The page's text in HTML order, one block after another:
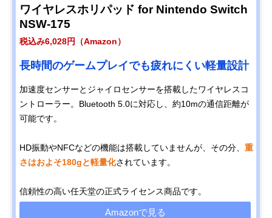
ワイヤレスホリパッド for Nintendo Switch
NSW-175
税込み6,028円（Amazon）
長時間のゲームプレイでも疲れにくい軽量設計
加速度センサーとジャイロセンサーを搭載したワイヤレスコ
ントローラー。Bluetooth 5.0に対応し、約10mの通信距離が
可能です。
HD振動やNFCなどの機能は搭載していませんが、その分、 重
さはおよそ180gと軽量化されています。
信頼性の高い任天堂の正式ライセンス商品です。
Amazonで見る